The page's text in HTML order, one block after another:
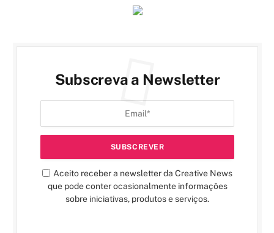
Subscreva a Newsletter
Aceito receber a newsletter da Creative News
que pode conter ocasionalmente informações
sobre iniciativas, produtos e serviços.